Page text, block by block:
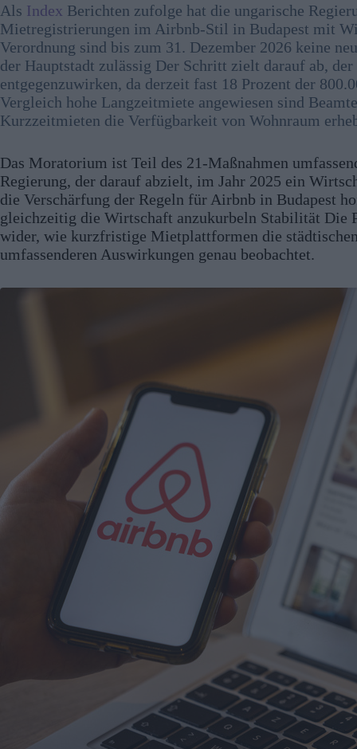
Als Index Berichten zufolge hat die ungarische
Mietregistrierungen im Airbnb-Stil in Budapest mit
Verordnung sind bis zum 31. Dezember 2026 keine
der Hauptstadt zulässig Der Schritt zielt darauf ab,
entgegenzuwirken, da derzeit fast 18 Prozent der
Vergleich hohe Langzeitmiete angewiesen sind
Kurzzeitmieten die Verfügbarkeit von Wohnraum
Das Moratorium ist Teil des 21-Maßnahmen
Regierung, der darauf abzielt, im Jahr 2025 ein
die Verschärfung der Regeln für Airbnb in Budapest
gleichzeitig die Wirtschaft anzukurbeln Stabilität Die
wider, wie kurzfristige Mietplattformen die
umfassenderen Auswirkungen genau beobachtet.